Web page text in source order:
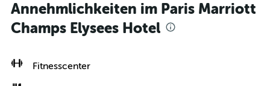
Annehmlichkeiten im Paris Marriott
Champs Elysees Hotel
Fitnesscenter